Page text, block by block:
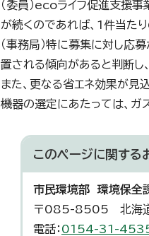
（委員）ecoライフ促進支援
が続くのであれば、1件当た
（事務局）特に募集に対し応
置される傾向があると判断し
また、更なる省エネ効果が見
機器の選定にあたっては、ガ
このページに関する
市民環境部 環境保全
〒085-8505 北海道
電話： 0154-31-